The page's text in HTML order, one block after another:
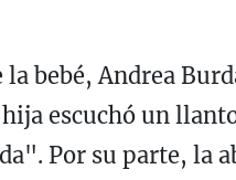
la bebé, Andrea
hija escuchó un
Por su parte, la